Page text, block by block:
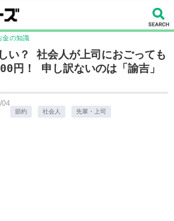
金の知識
い？ 社会人が上司におごっても
円！ 申し訳ないのは「諭吉」
04
節約 社会人 先輩・上司